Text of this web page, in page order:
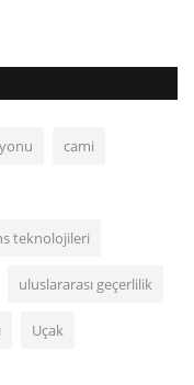
cami
teknolojileri
uluslararası geçerlilik
Uçak